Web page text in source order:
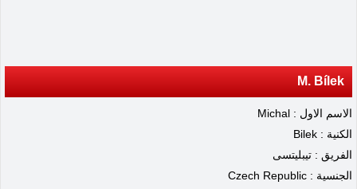
M. Bílek
الاسم الاول : Michal
الكنية : Bilek
الفريق : تيبليتسى
الجنسية : Czech Republic